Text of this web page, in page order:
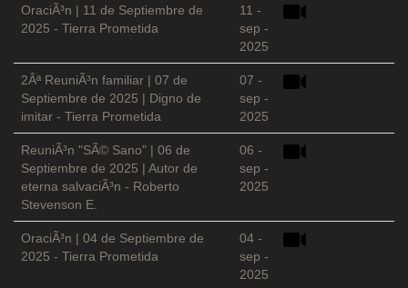
OraciÃ³n | 11 de Septiembre de
2025 - Tierra Prometida
11 -
sep -
2025
2Âª ReuniÃ³n familiar | 07 de
Septiembre de 2025 | Digno de
imitar - Tierra Prometida
07 -
sep -
2025
ReuniÃ³n "SÃ© Sano" | 06 de
Septiembre de 2025 | Autor de
eterna salvaciÃ³n - Roberto
Stevenson E.
06 -
sep -
2025
OraciÃ³n | 04 de Septiembre de
2025 - Tierra Prometida
04 -
sep -
2025